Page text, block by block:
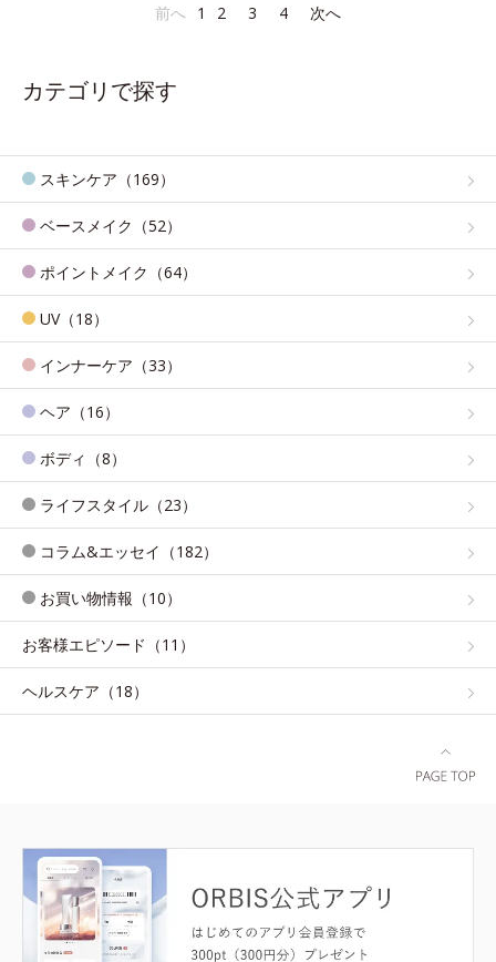
前へ 1 2 3 4 次へ
カテゴリで探す
スキンケア（169）
ベースメイク（52）
ポイントメイク（64）
UV（18）
インナーケア（33）
ヘア（16）
ボディ（8）
ライフスタイル（23）
コラム&エッセイ（182）
お買い物情報（10）
お客様エピソード（11）
ヘルスケア（18）